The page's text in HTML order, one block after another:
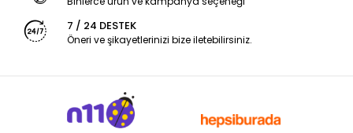
7 / 24 DESTEK
Öneri ve şikayetlerinizi bize iletebilirsiniz.